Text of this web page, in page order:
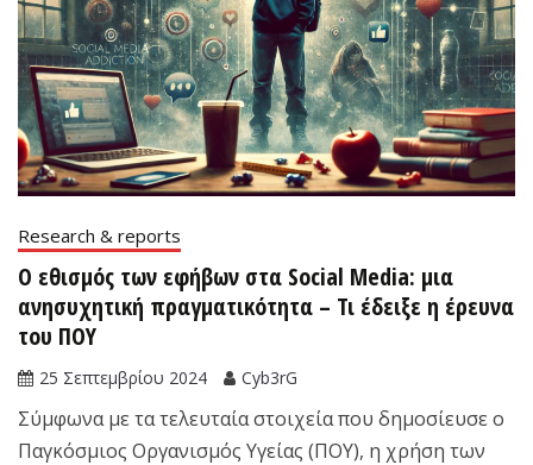
Research & reports
Ο εθισμός των εφήβων στα Social Media: μια
ανησυχητική πραγματικότητα – Τι έδειξε η έρευνα
του ΠΟΥ
25 Σεπτεμβρίου 2024 Cyb3rG
Σύμφωνα με τα τελευταία στοιχεία που δημοσίευσε ο
Παγκόσμιος Οργανισμός Υγείας (ΠΟΥ), η χρήση των